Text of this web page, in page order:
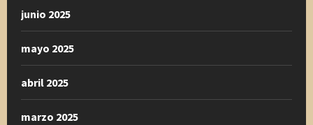
junio 2025
mayo 2025
abril 2025
marzo 2025